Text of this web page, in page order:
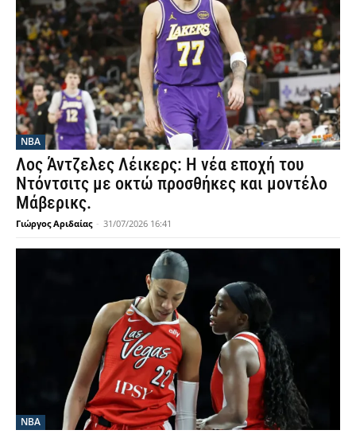
NBA
Λος Άντζελες Λέικερς: Η νέα εποχή του
Ντόντσιτς με οκτώ προσθήκες και μοντέλο
Μάβερικς.
Γιώργος Αριδαίας - 31/07/2026 16:41
NBA